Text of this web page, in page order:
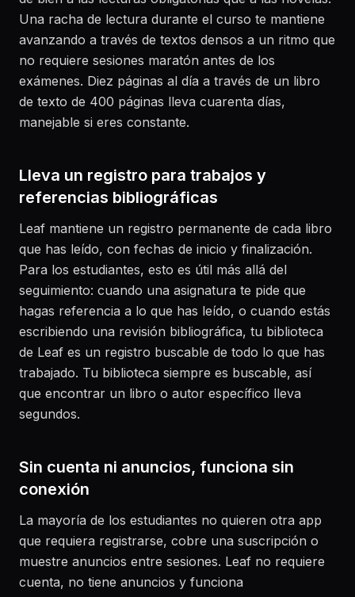
Una racha de lectura durante el curso te mantiene
avanzando a través de textos densos a un ritmo que
no requiere sesiones maratón antes de los
exámenes. Diez páginas al día a través de un libro
de texto de 400 páginas lleva cuarenta días,
manejable si eres constante.
Lleva un registro para trabajos y
referencias bibliográficas
Leaf mantiene un registro permanente de cada libro
que has leído, con fechas de inicio y finalización.
Para los estudiantes, esto es útil más allá del
seguimiento: cuando una asignatura te pide que
hagas referencia a lo que has leído, o cuando estás
escribiendo una revisión bibliográfica, tu biblioteca
de Leaf es un registro buscable de todo lo que has
trabajado. Tu biblioteca siempre es buscable, así
que encontrar un libro o autor específico lleva
segundos.
Sin cuenta ni anuncios, funciona sin
conexión
La mayoría de los estudiantes no quieren otra app
que requiera registrarse, cobre una suscripción o
muestre anuncios entre sesiones. Leaf no requiere
cuenta, no tiene anuncios y funciona